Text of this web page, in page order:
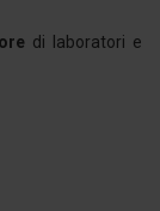
di laboratori e